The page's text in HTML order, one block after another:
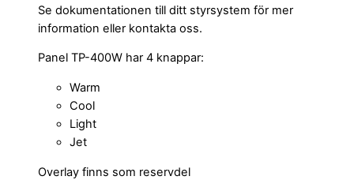
Se dokumentationen till ditt styrsystem för mer
information eller kontakta oss.
Panel TP-400W har 4 knappar:
Warm
Cool
Light
Jet
Overlay finns som reservdel